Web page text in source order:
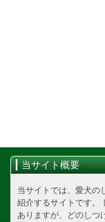
当サイト概要
当サイトでは、愛犬の
紹介するサイトです。
ありますが、どのしつ